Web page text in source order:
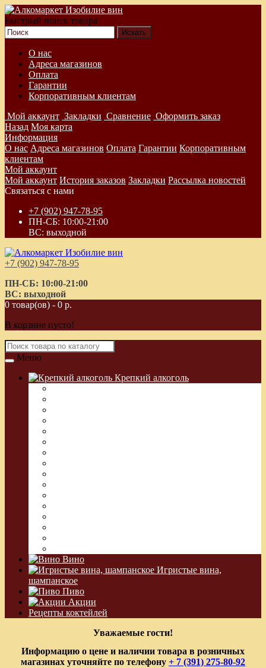
Быстрый поиск товара
О нас
Адреса магазинов
Оплата
Гарантии
Корпоративным клиентам
Мой аккаунт Закладки Сравнение Оформить заказ
Назад Моя карта
Информация
О нас Адреса магазинов Оплата Гарантии Корпоративным
клиентам
Мой аккаунт
Мой аккаунт История заказов Закладки Рассылка новостей
Связаться с нами
+7 (902) 947-78-95
ПН-СБ: 10:00-21:00
ВС: выходной
+7 (902) 947-78-95
ПН-СБ: 10:00-21:00
ВС: выходной
0 товар(ов) - 0 р.
В корзине пусто!
Меню
Крепкий алкоголь
Вино
Игристые вина,
шампанское
Пиво
Акции
Рецепты коктейлей
Уважаемые гости!
Информацию о цене и наличии товара в розничных
магазинах уточняйте по телефону + 7 (391) 275-80-92